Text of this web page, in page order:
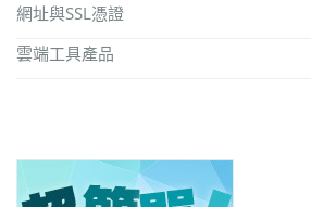
網址與SSL憑證
雲端工具產品